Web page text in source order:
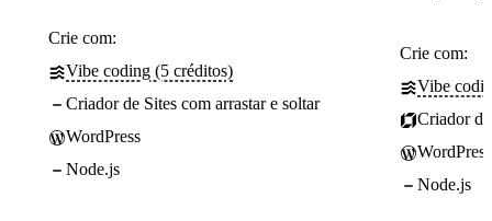
Crie com:
Vibe coding (5 créditos)
Criador de Sites com arrastar e soltar
WordPress
Node.js
Crie com:
Vibe
Criador
WordPress
Node.js